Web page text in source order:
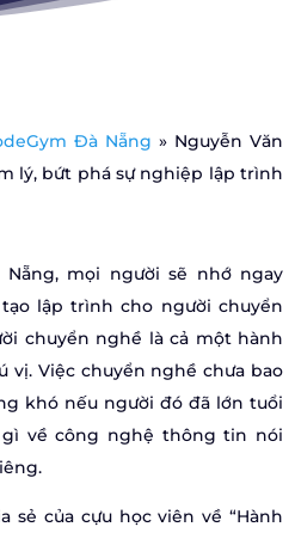
Đà Nẵng » Nguyễn Văn
lý, bứt phá sự nghiệp lập trình
Nẵng, mọi người sẽ nhớ ngay
lập trình cho người chuyển
chuyển nghề là cả một hành
vị. Việc chuyển nghề chưa bao
khó nếu người đó đã lớn tuổi
về công nghệ thông tin nói
sẻ của cựu học viên về “Hành